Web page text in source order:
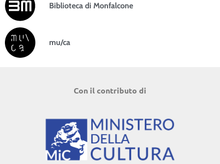
Biblioteca di Monfalcone
mu/ca
Con il contributo di